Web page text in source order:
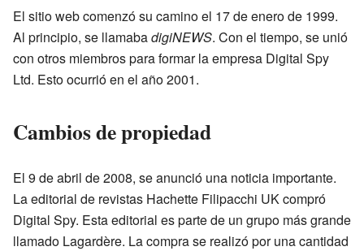
El sitio web comenzó su camino el 17 de enero de 1999.
Al principio, se llamabadigiNEWS. Con el tiempo, se unió
con otros miembros para formar la empresa Digital Spy
Ltd. Esto ocurrió en el año 2001.
Cambios de propiedad
El 9 de abril de 2008, se anunció una noticia importante.
La editorial de revistas Hachette Filipacchi UK compró
Digital Spy. Esta editorial es parte de un grupo más grande
llamado Lagardère. La compra se realizó por una cantidad